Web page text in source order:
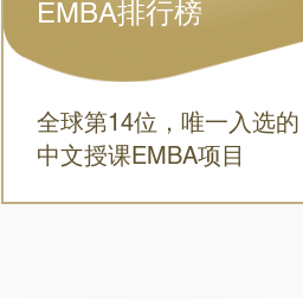
EMBA排行榜
全球第14位，唯一入选的
中文授课EMBA项目